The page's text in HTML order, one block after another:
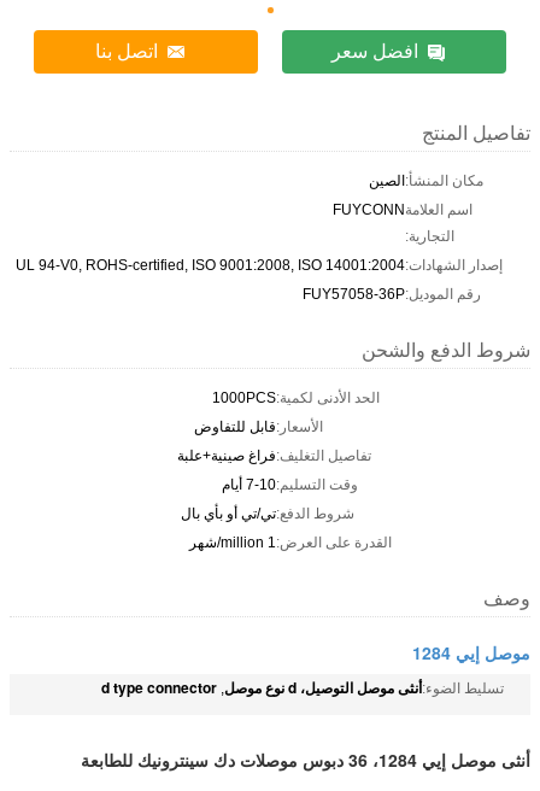
افضل سعر اتصل بنا
تفاصيل المنتج
مكان المنشأ:الصين
اسم العلامة
التجارية:
FUYCONN
إصدار الشهادات:UL 94-V0, ROHS-certified, ISO 9001:2008, ISO 14001:2004
رقم الموديل:FUY57058-36P
شروط الدفع والشحن
الحد الأدنى لكمية:1000PCS
الأسعار:قابل للتفاوض
تفاصيل التغليف:فراغ صينية+علبة
وقت التسليم:7-10 أيام
شروط الدفع:تي/تي أو بأي بال
القدرة على العرض:1 million/شهر
وصف
موصل إيي 1284
تسليط الضوء:أنثى موصل التوصيل، d نوع موصل ,
d type connector
أنثى موصل إيي 1284، 36 دبوس موصلات دك سينترونيك للطابعة